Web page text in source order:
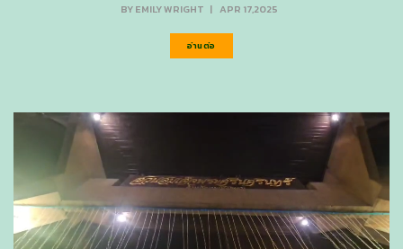
BYEMILY WRIGHT | APR 17,2025
อ่านต่อ